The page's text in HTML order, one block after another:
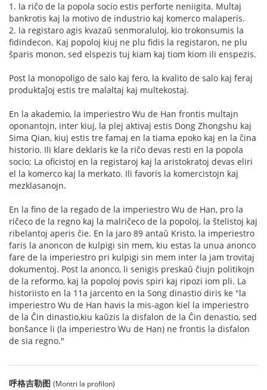
1. la riĉo de la popola socio estis perforte neniigita. Multaj
bankrotis kaj la motivo de industrio kaj komerco malaperis.
2. la registaro agis kvazaŭ senmoraluloj, kio trokonsumis la
fidindecon. Kaj popoloj kiuj ne plu fidis la registaron, ne plu
ŝparis monon, sed elspezis tuj kiam kaj tiom kiom ili enspezis.
Post la monopoligo de salo kaj fero, la kvalito de salo kaj feraj
produktaĵoj estis tre malaltaj kaj multekostaj.
En la akademio, la imperiestro Wu de Han frontis multajn
oponantojn, inter kiuj, la plej aktivaj estis Dong Zhongshu kaj
Sima Qian, kiuj estis tre famaj en la tiama epoko kaj en la ĉina
historio. Ili klare deklaris ke la riĉo devas resti en la popola
socio; La oficistoj en la registaroj kaj la aristokratoj devas eliri
el la komerco kaj la merkato. Ili favoris la komercistojn kaj
mezklasanojn.
En la fino de la regado de la imperiestro Wu de Han, pro la
riĉeco de la regno kaj la malriĉeco de la popoloj, la ŝtelistoj kaj
ribelantoj aperis ĉie. En la jaro 89 antaŭ Kristo, la imperiestro
faris la anoncon de kulpigi sin mem, kiu estas la unua anonco
fare de la imperiestro pri kulpigi sin mem inter la jam trovitaj
dokumentoj. Post la anonco, li senigis preskaŭ ĉiujn politikojn
de la reformo, kaj la popoloj povis spiri kaj ripozi iom pli. La
historiisto en la 11a jarcento en la Song dinastio diris ke "la
imperiestro Wu de Han havis la mis-agon kiel la imperiestro
de la Ĉin dinastio,kiu kaŭzis la disfalon de la Ĉin denastio, sed
bonŝance li (la imperiestro Wu de Han) ne frontis la disfalon
de sia regno."
呼格吉勒图 (Montri la profilon)